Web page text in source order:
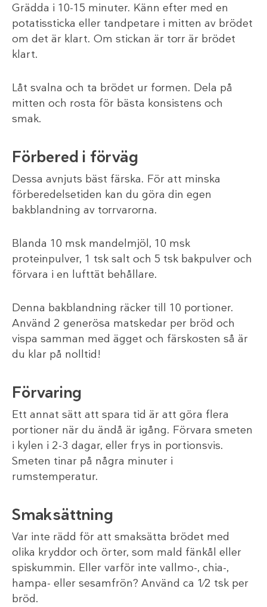
Grädda i 10-15 minuter. Känn efter med en
potatissticka eller tandpetare i mitten av brödet
om det är klart. Om stickan är torr är brödet
klart.
Låt svalna och ta brödet ur formen. Dela på
mitten och rosta för bästa konsistens och
smak.
Förbered i förväg
Dessa avnjuts bäst färska. För att minska
förberedelsetiden kan du göra din egen
bakblandning av torrvarorna.
Blanda 10 msk mandelmjöl, 10 msk
proteinpulver, 1 tsk salt och 5 tsk bakpulver och
förvara i en lufttät behållare.
Denna bakblandning räcker till 10 portioner.
Använd 2 generösa matskedar per bröd och
vispa samman med ägget och färskosten så är
du klar på nolltid!
Förvaring
Ett annat sätt att spara tid är att göra flera
portioner när du ändå är igång. Förvara smeten
i kylen i 2-3 dagar, eller frys in portionsvis.
Smeten tinar på några minuter i
rumstemperatur.
Smaksättning
Var inte rädd för att smaksätta brödet med
olika kryddor och örter, som mald fänkål eller
spiskummin. Eller varför inte vallmo-, chia-,
hampa- eller sesamfrön? Använd ca 1⁄2 tsk per
bröd.